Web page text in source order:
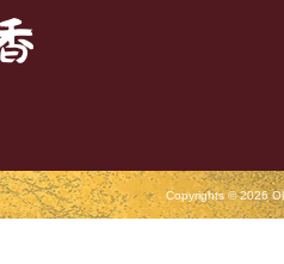
Copyrights © 2026